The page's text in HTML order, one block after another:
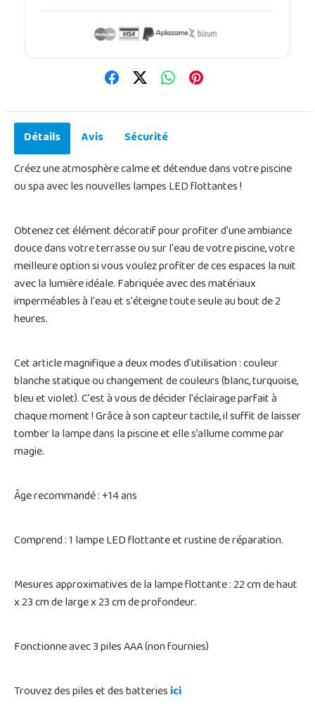
Détails Avis
Sécurité
Créez une atmosphère calme et détendue dans votre piscine
ou spa avec les nouvelles lampes LED flottantes !
Obtenez cet élément décoratif pour profiter d'une ambiance
douce dans votre terrasse ou sur l'eau de votre piscine, votre
meilleure option si vous voulez profiter de ces espaces la nuit
avec la lumière idéale. Fabriquée avec des matériaux
imperméables à l'eau et s'éteigne toute seule au bout de 2
heures.
Cet article magnifique a deux modes d'utilisation : couleur
blanche statique ou changement de couleurs (blanc, turquoise,
bleu et violet). C'est à vous de décider l'éclairage parfait à
chaque moment ! Grâce à son capteur tactile, il suffit de laisser
tomber la lampe dans la piscine et elle s’allume comme par
magie.
Âge recommandé : +14 ans
Comprend : 1 lampe LED flottante et rustine de réparation.
Mesures approximatives de la lampe flottante : 22 cm de haut
x 23 cm de large x 23 cm de profondeur.
Fonctionne avec 3 piles AAA (non fournies)
Trouvez des piles et des batteriesici